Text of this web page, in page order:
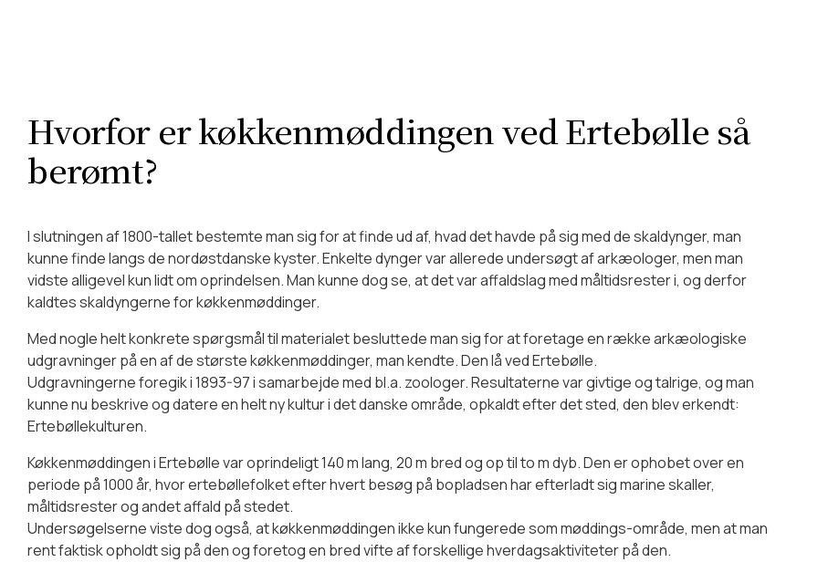
Hvorfor er køkkenmøddingen ved Ertebølle så
berømt?
I slutningen af 1800-tallet bestemte man sig for at finde ud af, hvad det havde på sig med de skaldynger, man
kunne finde langs de nordøstdanske kyster. Enkelte dynger var allerede undersøgt af arkæologer, men man
vidste alligevel kun lidt om oprindelsen. Man kunne dog se, at det var affaldslag med måltidsrester i, og derfor
kaldtes skaldyngerne for køkkenmøddinger.
Med nogle helt konkrete spørgsmål til materialet besluttede man sig for at foretage en række arkæologiske
udgravninger på en af de største køkkenmøddinger, man kendte. Den lå ved Ertebølle.
Udgravningerne foregik i 1893-97 i samarbejde med bl.a. zoologer. Resultaterne var givtige og talrige, og man
kunne nu beskrive og datere en helt ny kultur i det danske område, opkaldt efter det sted, den blev erkendt:
Ertebøllekulturen.
Køkkenmøddingen i Ertebølle var oprindeligt 140 m lang, 20 m bred og op til to m dyb. Den er ophobet over en
periode på 1000 år, hvor ertebøllefolket efter hvert besøg på bopladsen har efterladt sig marine skaller,
måltidsrester og andet affald på stedet.
Undersøgelserne viste dog også, at køkkenmøddingen ikke kun fungerede som møddings-område, men at man
rent faktisk opholdt sig på den og foretog en bred vifte af forskellige hverdagsaktiviteter på den.